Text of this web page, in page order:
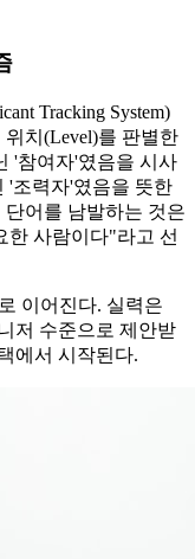
Tracking System)
치(Level)를 판별한
'참여자'였음을 시사
'조력자'였음을 뜻한
어를 남발하는 것은
한 사람이다"라고 선
이어진다. 실력은
저 수준으로 제안받
에서 시작된다.